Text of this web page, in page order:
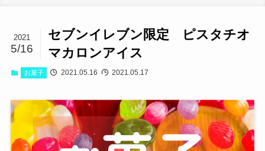
セブンイレブン限定 ピスタチオ
マカロンアイス
2021
5/16
お菓子 2021.05.16 2021.05.17